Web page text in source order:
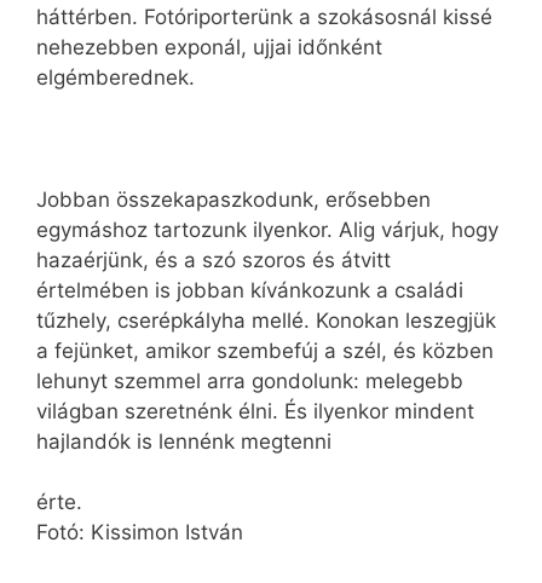
háttérben. Fotóriporterünk a szokásosnál kissé
nehezebben exponál, ujjai időnként
elgémberednek.
Jobban összekapaszkodunk, erősebben
egymáshoz tartozunk ilyenkor. Alig várjuk, hogy
hazaérjünk, és a szó szoros és átvitt
értelmében is jobban kívánkozunk a családi
tűzhely, cserépkályha mellé. Konokan leszegjük
a fejünket, amikor szembefúj a szél, és közben
lehunyt szemmel arra gondolunk: melegebb
világban szeretnénk élni. És ilyenkor mindent
hajlandók is lennénk megtenni
érte.
Fotó: Kissimon István